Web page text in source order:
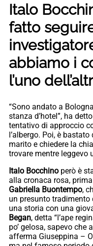
Italo
fatto
abbiamo i
l’uno
“Sono andato a
stanza d’hotel”, ha detto
tentativo di approccio
l’albergo. Poi, è
marito e chiedere la
trovare mentre leggevo
Italo Bocchino però è
alla cronaca rosa,
Gabriella Buontempo,
un presunto
una storia con una
Began, detta “l’ape
po’ gelosa, sapevo
afferma Giuseppina –